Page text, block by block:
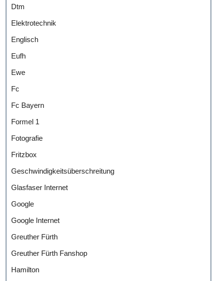
Dtm
Elektrotechnik
Englisch
Eufh
Ewe
Fc
Fc Bayern
Formel 1
Fotografie
Fritzbox
Geschwindigkeitsüberschreitung
Glasfaser Internet
Google
Google Internet
Greuther Fürth
Greuther Fürth Fanshop
Hamilton